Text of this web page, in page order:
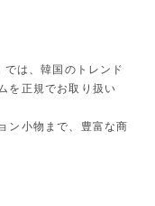
は、韓国のトレンド
を正規でお取り扱い
ン小物まで、豊富な商